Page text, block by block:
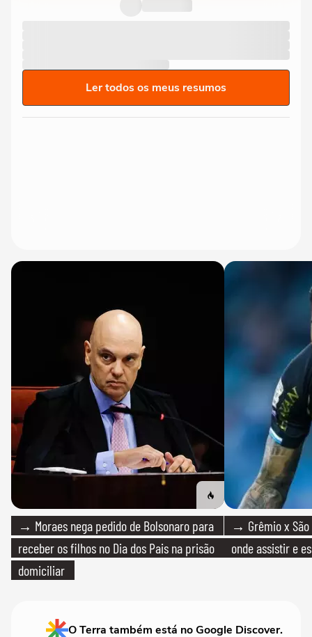
Ler todos os meus resumos
→ Moraes nega pedido de Bolsonaro para
receber os filhos no Dia dos Pais na prisão
domiciliar
→ Grêmio x São
onde assistir e
O Terra também está no Google Discover.